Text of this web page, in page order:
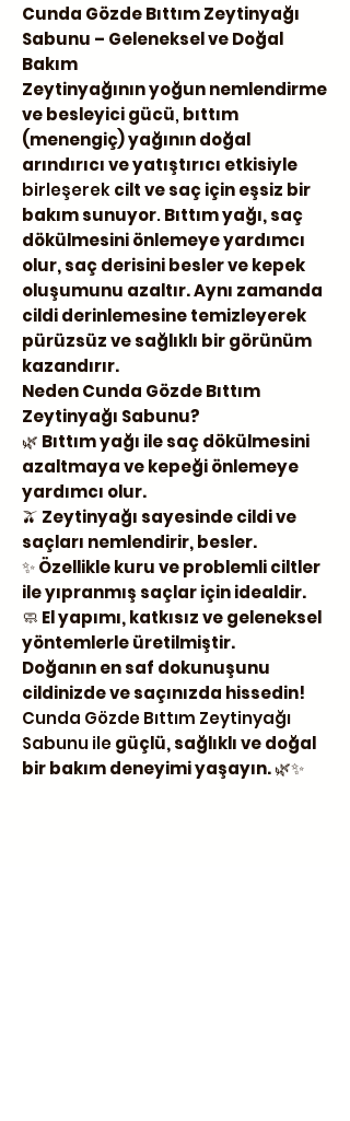
Cunda Gözde Bıttım Zeytinyağı
Sabunu – Geleneksel ve Doğal
Bakım
Zeytinyağının yoğun nemlendirme
ve besleyici gücü, bıttım
(menengiç) yağının doğal
arındırıcı ve yatıştırıcı etkisiyle
birleşerekcilt ve saç için eşsiz bir
bakım sunuyor.Bıttım yağı, saç
dökülmesini önlemeye yardımcı
olur, saç derisini besler ve kepek
oluşumunu azaltır. Aynı zamanda
cildi derinlemesine temizleyerek
pürüzsüz ve sağlıklı bir görünüm
kazandırır.
Neden Cunda Gözde Bıttım
Zeytinyağı Sabunu?
🌿 Bıttım yağı ile saç dökülmesini
azaltmaya ve kepeği önlemeye
yardımcı olur.
🫒 Zeytinyağı sayesinde cildi ve
saçları nemlendirir, besler.
✨Özellikle kuru ve problemli ciltler
ile yıpranmış saçlar için idealdir.
🧼 El yapımı, katkısız ve geleneksel
yöntemlerle üretilmiştir.
Doğanın en saf dokunuşunu
cildinizde ve saçınızda hissedin!
Cunda Gözde Bıttım Zeytinyağı
Sabunu ilegüçlü, sağlıklı ve doğal
bir bakım deneyimi yaşayın.🌿✨